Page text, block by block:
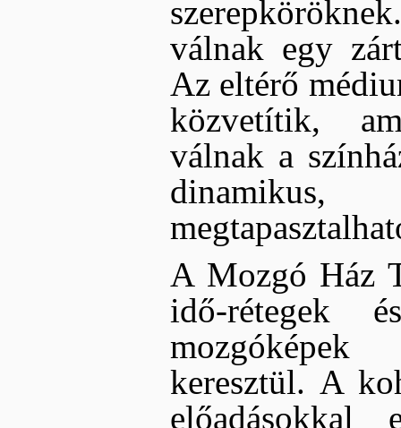
válnak egy
Az eltérő
közvetítik,
válnak a
dinamikus,
A Mozgó Ház
idő-rétegek
mozgóképek
keresztül. A